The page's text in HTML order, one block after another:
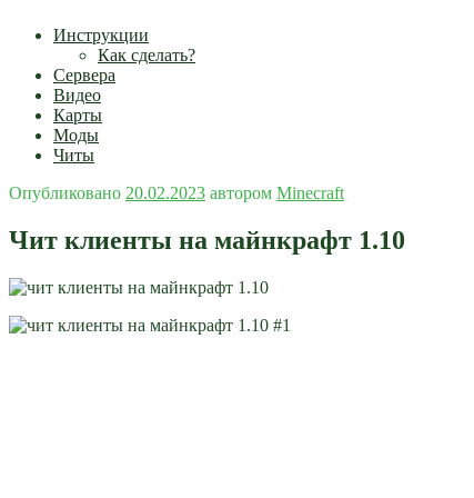
Инструкции
Как сделать?
Сервера
Видео
Карты
Моды
Читы
Опубликовано 20.02.2023 автором Minecraft
Чит клиенты на майнкрафт 1.10